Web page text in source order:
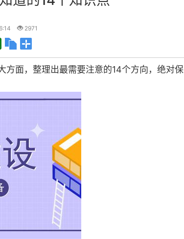
2971
方面，整理出最需要注意的14个方向，绝对保